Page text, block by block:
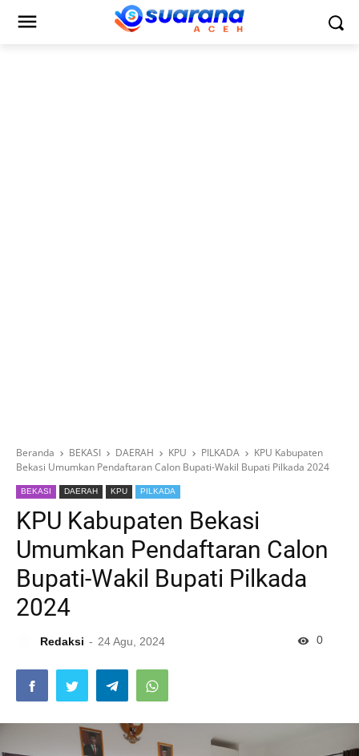
Beranda BEKASI DAERAH KPU PILKADA
KPU Kabupaten
Bekasi Umumkan Pendaftaran Calon Bupati-Wakil Bupati Pilkada 2024
BEKASI DAERAH KPU PILKADA
KPU Kabupaten Bekasi
Umumkan Pendaftaran Calon
Bupati-Wakil Bupati Pilkada
2024
Redaksi 24 Agu, 2024 0